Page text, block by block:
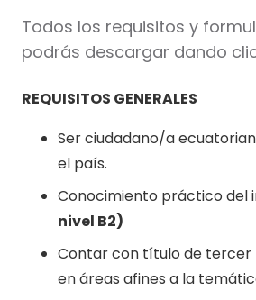
Todos los requisitos y
podrás descargar dando
REQUISITOS GENERALES
Ser ciudadano/a
el país.
Conocimiento práctico del
nivel B2)
Contar con título de tercer
en áreas afines a la